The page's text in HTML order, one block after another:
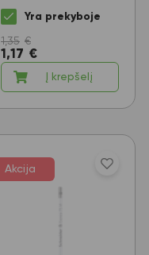
Yra prekyboje
1,35 €
1,17 €
Į krepšelį
Akcija